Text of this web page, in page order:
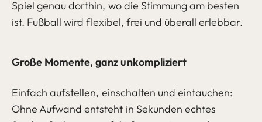
Spiel genau dorthin, wo die Stimmung am besten
ist. Fußball wird flexibel, frei und überall erlebbar.
Große Momente, ganz unkompliziert
Einfach aufstellen, einschalten und eintauchen:
Ohne Aufwand entsteht in Sekunden echtes